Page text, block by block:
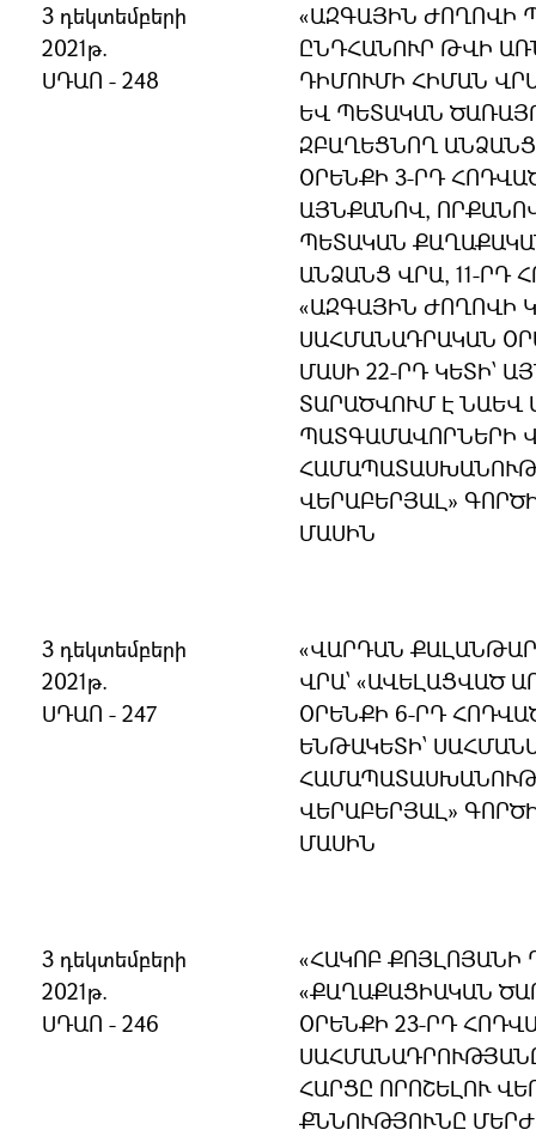
3 դեկտեմբերի
2021թ.
ՍԴԱՈ - 248
«ԱԶԳԱՅԻՆ ԺՈՂՈՎԻ
ԸՆԴՀԱՆՈՒՐ ԹՎԻ
ԴԻՄՈՒՄԻ ՀԻՄԱՆ
ԵՎ ՊԵՏԱԿԱՆ
ԶԲԱՂԵՑՆՈՂ
ՕՐԵՆՔԻ 3-ՐԴ
ԱՅՆՔԱՆՈՎ,
ՊԵՏԱԿԱՆ
ԱՆՁԱՆՑ ՎՐԱ, 11-ՐԴ
«ԱԶԳԱՅԻՆ ԺՈՂՈՎԻ
ՍԱՀՄԱՆԱԴՐԱԿԱՆ
ՄԱՍԻ 22-ՐԴ ԿԵՏԻ՝
ՏԱՐԱԾՎՈՒՄ Է ՆԱԵՎ
ՊԱՏԳԱՄԱՎՈՐՆԵՐԻ
ՎԵՐԱԲԵՐՅԱԼ»
ՄԱՍԻՆ
3 դեկտեմբերի
2021թ.
ՍԴԱՈ - 247
«ՎԱՐԴԱՆ
ՎՐԱ՝ «ԱՎԵԼԱՑՎԱԾ
ՕՐԵՆՔԻ 6-ՐԴ
ԵՆԹԱԿԵՏԻ՝
ՎԵՐԱԲԵՐՅԱԼ»
ՄԱՍԻՆ
3 դեկտեմբերի
2021թ.
ՍԴԱՈ - 246
«ՀԱԿՈԲ ՔՈՅԼՈՅԱՆԻ
«ՔԱՂԱՔԱՑԻԱԿԱՆ
ՕՐԵՆՔԻ 23-ՐԴ
ՀԱՐՑԸ ՈՐՈՇԵԼՈՒ
ՔՆՆՈՒԹՅՈՒՆԸ